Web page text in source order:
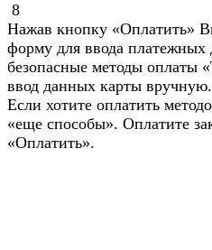
8
Нажав кнопку «Оплатить»
форму для ввода
безопасные методы
ввод данных карты вручную.
Если хотите оплатить
«еще способы». Оплатите
«Оплатить».